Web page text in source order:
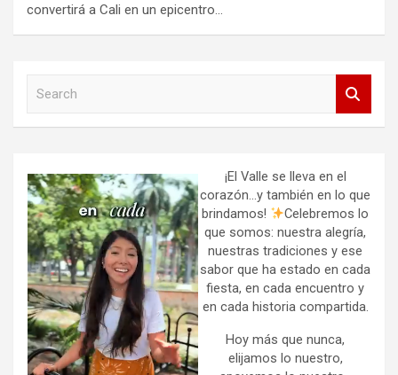
convertirá a Cali en un epicentro…
h
¡El Valle se lleva en el
corazón…y también en lo que
brindamos!
Celebremos lo
que somos: nuestra alegría,
nuestras tradiciones y ese
sabor que ha estado en cada
fiesta, en cada encuentro y
en cada historia compartida.
Hoy más que nunca,
elijamos lo nuestro,